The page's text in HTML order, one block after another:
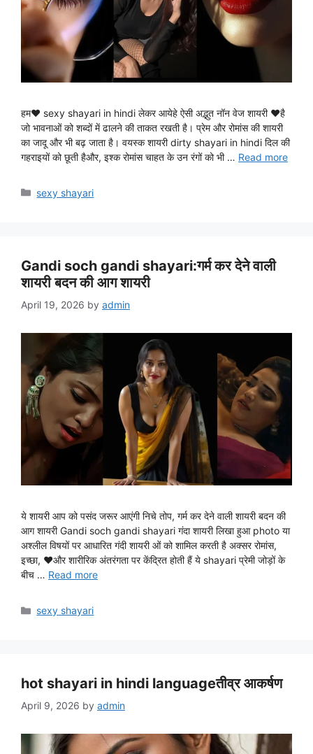
हम♥ sexy shayari in hindi लेकर आयेहे ऐसी अद्भुत नॉन वेज शायरी ♥है
जो भावनाओं को शब्दों में ढालने की ताकत रखती है। प्रेम और रोमांस की शायरी
का जादू और भी बढ़ जाता है। वयस्क शायरी dirty shayari in hindi दिल की
गहराइयों को छूती हैऔर, इश्क रोमांस चाहत के उन रंगों को भी … Read more
Categories
sexy shayari
Gandi soch gandi shayari:गर्म कर देने वाली
शायरी बदन की आग शायरी
April 19, 2026 by admin
ये शायरी आप को पसंद जरूर आएंगी निचे तोप, गर्म कर देने वाली शायरी बदन की
आग शायरी Gandi soch gandi shayari गंदा शायरी लिखा हुआ photo या
अश्लील विषयों पर आधारित गंदी शायरी ओं को शामिल करती है अक्सर रोमांस,
इच्छा, ♥और शारीरिक अंतरंगता पर केंद्रित होती हैं ये shayari प्रेमी जोड़ों के
बीच … Read more
Categories
sexy shayari
hot shayari in hindi languageतीव्र आकर्षण
April 9, 2026 by admin